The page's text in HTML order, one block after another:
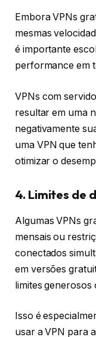
Embora VPNs
mesmas
é importante
performance em
VPNs com
resultar em uma
negativamente
uma VPN que
otimizar o
4. Limites de
Algumas VPNs
mensais ou
conectados
em versões
limites generosos
Isso é
usar a VPN para